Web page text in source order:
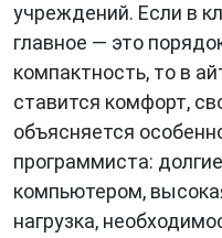
учреждений. Если в
главное — это
компактность, то в
ставится комфорт,
объясняется
программиста:
компьютером,
нагрузка,